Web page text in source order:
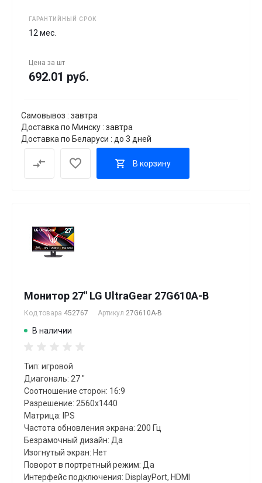
ГАРАНТИЙНЫЙ СРОК
12 мес.
Цена за шт
692.01 руб.
Самовывоз : завтра
Доставка по Минску : завтра
Доставка по Беларуси : до 3 дней
В корзину
Монитор 27" LG UltraGear 27G610A-B
Код товара 452767 Артикул 27G610A-B
В наличии
Тип: игровой
Диагональ: 27 "
Соотношение сторон: 16:9
Разрешение: 2560x1440
Матрица: IPS
Частота обновления экрана: 200 Гц
Безрамочный дизайн: Да
Изогнутый экран: Нет
Поворот в портретный режим: Да
Интерфейс подключения: DisplayPort, HDMI